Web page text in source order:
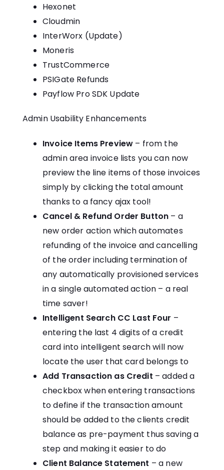
Hexonet
Cloudmin
InterWorx (Update)
Moneris
TrustCommerce
PSIGate Refunds
Payflow Pro SDK Update
Admin Usability Enhancements
Invoice Items Preview – from the
admin area invoice lists you can now
preview the line items of those invoices
simply by clicking the total amount
thanks to a fancy ajax tool!
Cancel & Refund Order Button – a
new order action which automates
refunding of the invoice and cancelling
of the order including termination of
any automatically provisioned services
in a single automated action – a real
time saver!
Intelligent Search CC Last Four –
entering the last 4 digits of a credit
card into intelligent search will now
locate the user that card belongs to
Add Transaction as Credit – added a
checkbox when entering transactions
to define if the transaction amount
should be added to the clients credit
balance as pre-payment thus saving a
step and making it easier to do
Client Balance Statement – a new